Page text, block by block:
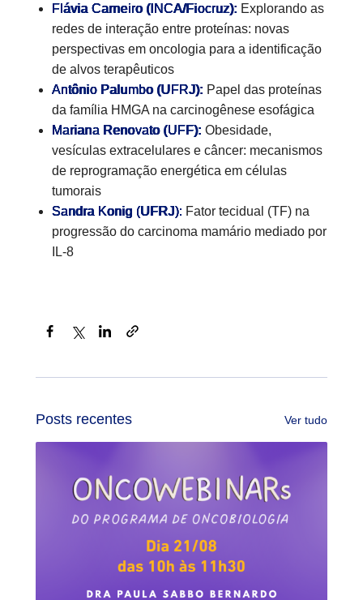
Flávia Carneiro (INCA/Fiocruz): Explorando as
redes de interação entre proteínas: novas
perspectivas em oncologia para a identificação
de alvos terapêuticos
Antônio Palumbo (UFRJ): Papel das proteínas
da família HMGA na carcinogênese esofágica
Mariana Renovato (UFF): Obesidade,
vesículas extracelulares e câncer: mecanismos
de reprogramação energética em células
tumorais
Sandra Konig (UFRJ): Fator tecidual (TF) na
progressão do carcinoma mamário mediado por
IL-8
Facebook
X LinkedIn
Link
Posts recentes Ver tudo